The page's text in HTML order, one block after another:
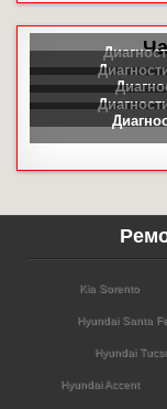
Kia Sorento
Hyundai Santa
Hyundai
Hyundai Accent